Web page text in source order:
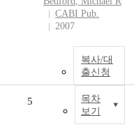
CABI Pub.
2007
복사/대
출신청
목차
보기
5